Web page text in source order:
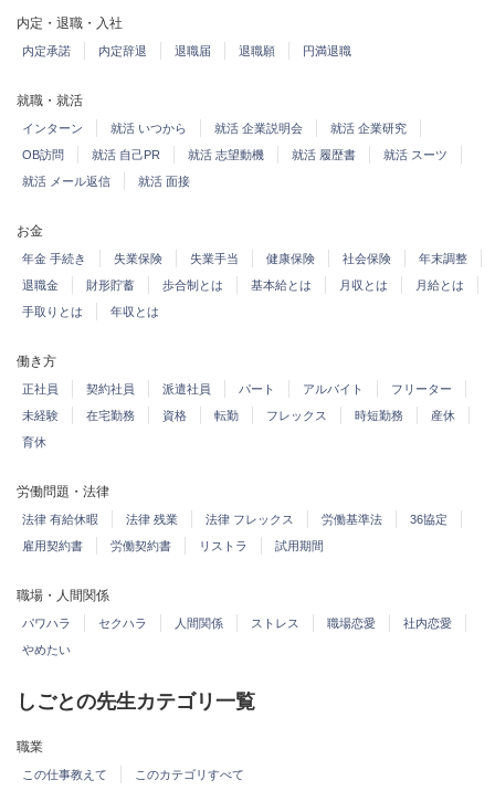
内定・退職・入社
内定承諾 内定辞退 退職届 退職願 円満退職
就職・就活
インターン 就活 いつから 就活 企業説明会
就活 企業研究
OB訪問
就活 自己PR 就活 志望動機 就活 履歴書
就活 スーツ
就活 メール返信
就活 面接
お金
年金 手続き 失業保険 失業手当 健康保険 社会保険
年末調整
退職金
財形貯蓄 歩合制とは 基本給とは 月収とは
月給とは
手取りとは
年収とは
働き方
正社員 契約社員 派遣社員 パート アルバイト
フリーター
未経験
在宅勤務 資格 転勤 フレックス 時短勤務
産休
育休
労働問題・法律
法律 有給休暇 法律 残業 法律 フレックス 労働基準法
36協定
雇用契約書
労働契約書 リストラ 試用期間
職場・人間関係
パワハラ セクハラ 人間関係 ストレス 職場恋愛
社内恋愛
やめたい
しごとの先生カテゴリ一覧
職業
この仕事教えて このカテゴリすべて